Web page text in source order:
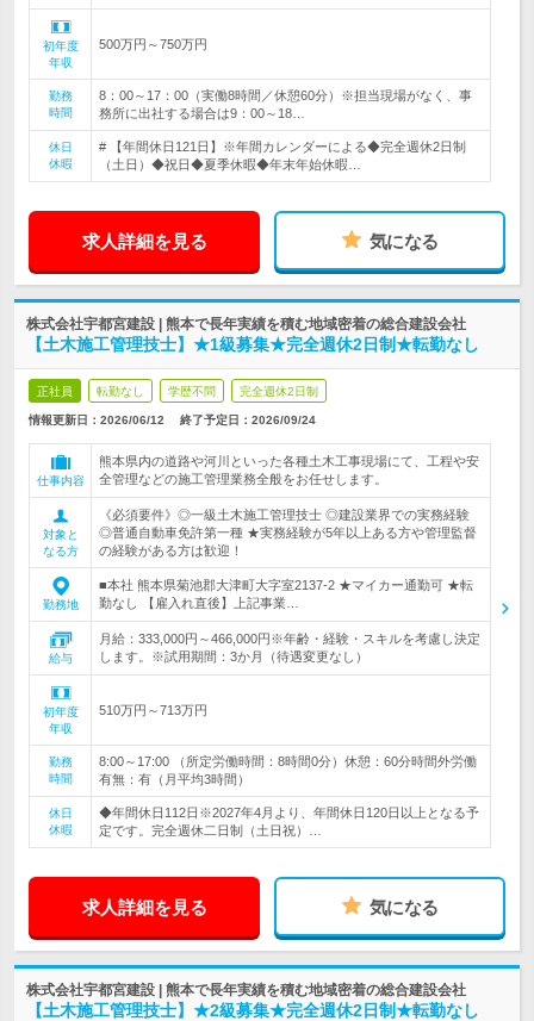
初年度
年収
500万円～750万円
勤務
時間
8：00～17：00（実働8時間／休憩60分）※担当現場がなく、事
務所に出社する場合は9：00～18…
休日
休暇
# 【年間休日121日】※年間カレンダーによる◆完全週休2日制
（土日）◆祝日◆夏季休暇◆年末年始休暇…
求人詳細を見る 気になる
株式会社宇都宮建設 | 熊本で長年実績を積む地域密着の総合建設会社
【土木施工管理技士】★1級募集★完全週休2日制★転勤なし
正社員 転勤なし 学歴不問 完全週休2日制
情報更新日：2026/06/12 終了予定日： 2026/09/24
仕事内容
熊本県内の道路や河川といった各種土木工事現場にて、工程や安
全管理などの施工管理業務全般をお任せします。
対象と
なる方
《必須要件》◎一級土木施工管理技士 ◎建設業界での実務経験
◎普通自動車免許第一種 ★実務経験が5年以上ある方や管理監督
の経験がある方は歓迎！
勤務地
■本社 熊本県菊池郡大津町大字室2137-2 ★マイカー通勤可 ★転
勤なし 【雇入れ直後】上記事業…
給与
月給：333,000円～466,000円※年齢・経験・スキルを考慮し決定
します。※試用期間：3か月（待遇変更なし）
初年度
年収
510万円～713万円
勤務
時間
8:00～17:00 （所定労働時間：8時間0分）休憩：60分時間外労働
有無：有（月平均3時間）
休日
休暇
◆年間休日112日※2027年4月より、年間休日120日以上となる予
定です。完全週休二日制（土日祝）…
求人詳細を見る 気になる
株式会社宇都宮建設 | 熊本で長年実績を積む地域密着の総合建設会社
【土木施工管理技士】★2級募集★完全週休2日制★転勤なし